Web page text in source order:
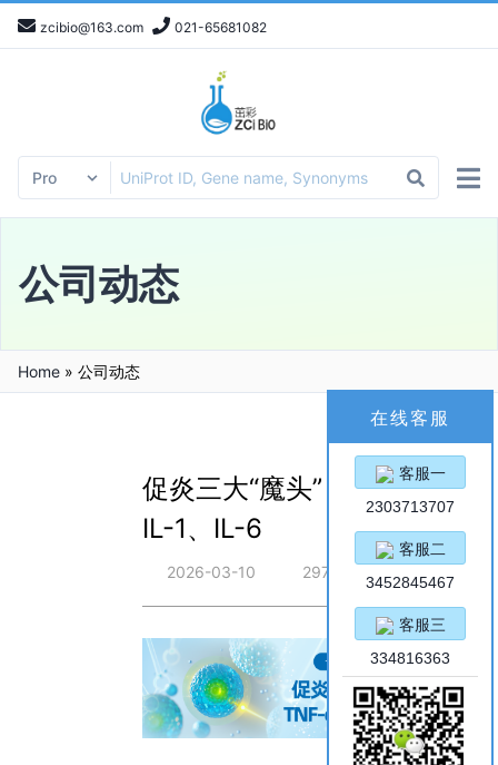
zcibio@163.com 021-65681082
公司动态
Home » 公司动态
促炎三大“魔头”：TNF-α、
IL-1、IL-6
2026-03-10 297
在线客服
客服一
2303713707
客服二
3452845467
客服三
334816363